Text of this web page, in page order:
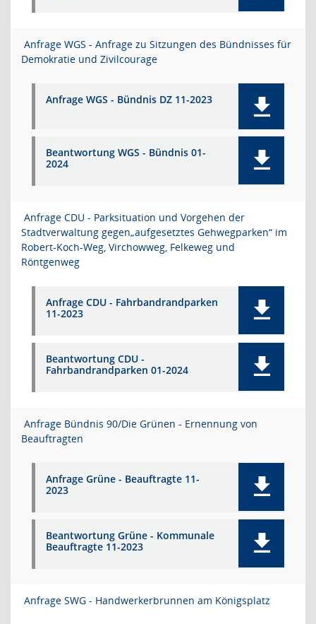
Anfrage WGS - Anfrage zu Sitzungen des Bündnisses für
Demokratie und Zivilcourage
Anfrage WGS - Bündnis DZ 11-2023
Beantwortung WGS - Bündnis 01-
2024
Anfrage CDU - Parksituation und Vorgehen der
Stadtverwaltung gegen„aufgesetztes Gehwegparken“ im
Robert-Koch-Weg, Virchowweg, Felkeweg und
Röntgenweg
Anfrage CDU - Fahrbandrandparken
11-2023
Beantwortung CDU -
Fahrbandrandparken 01-2024
Anfrage Bündnis 90/Die Grünen - Ernennung von
Beauftragten
Anfrage Grüne - Beauftragte 11-
2023
Beantwortung Grüne - Kommunale
Beauftragte 11-2023
Anfrage SWG - Handwerkerbrunnen am Königsplatz